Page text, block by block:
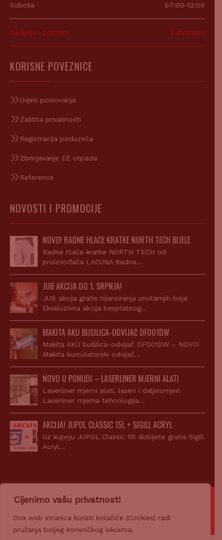
Cijenimo vašu privatnost!
Ova web stranica koristi kolačiće (Cookies) radi
pružanja boljeg korisničkog iskustva.
Subota 07:00-12:00
Nedjelja i praznici Zatvoreno
KORISNE POVEZNICE
Uvjeti poslovanja
Zaštita privatnosti
Registracija poduzeća
Zbrinjavanje EE otpada
Reference
NOVOSTI I PROMOCIJE
NOVO! RADNE HLAČE KRATKE NORTH TECH BIJELE
Radne hlače kratke NORTH TECH od
proizvođača LACUNA Radna…
JUB AKCIJA DO 1. SRPNJA!
JUB akcija gratis nijansiranja unutarnjih boja
Ekskluzivna akcija besplatnog…
MAKITA AKU BUŠILICA-ODVIJAČ DF001DW
Makita AKU bušilica-odvijač DF001DW – NOVO!
Makita kumulatorski odvijač…
NOVO U PONUDI – LASERLINER MJERNI ALATI
Laserliner mjerni alati, laseri i daljinomjeri
Laserliner mjerna tehnologija…
AKCIJA! JUPOL CLASSIC 15L + SIGILL ACRYL
Uz kupnju JUPOL Classic 15l dobijete gratis Sigill
Acryl…
© 2007-2026 Z-PROFIL PRODAJA d.o.o.
Ponosno pokrećeCROWEB.HOST